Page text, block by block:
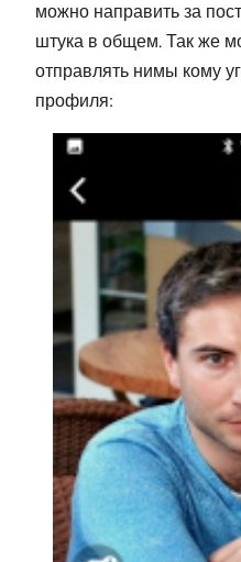
можно направить за
штука в общем. Так же
отправлять нимы кому
профиля: